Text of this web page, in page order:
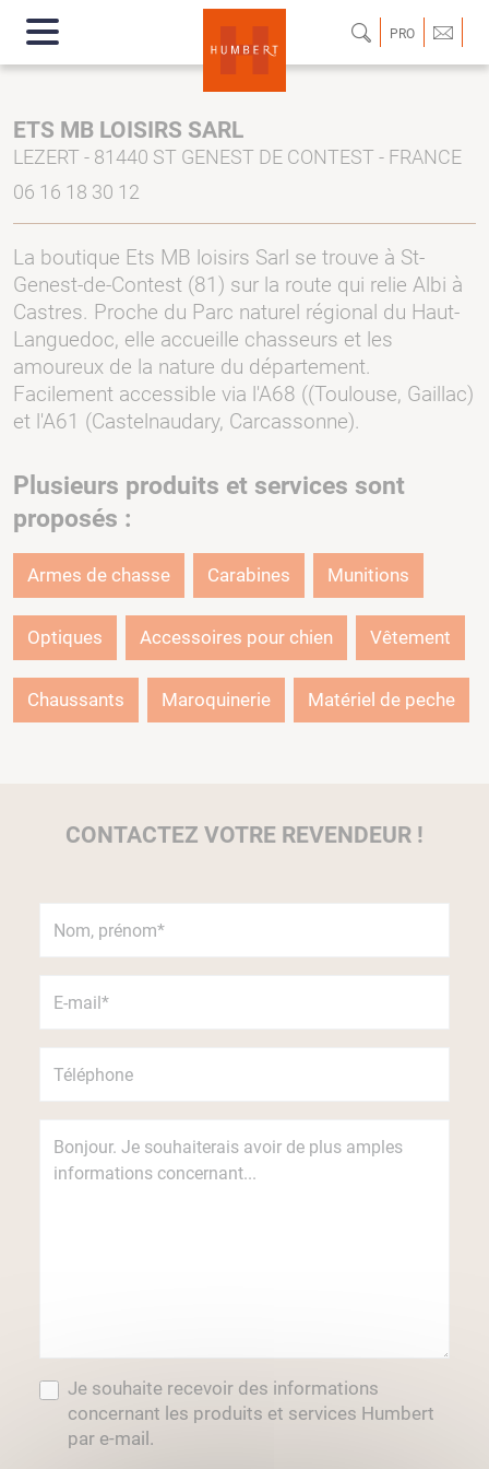
PRO
ETS MB LOISIRS SARL
LEZERT - 81440 ST GENEST DE CONTEST - FRANCE
06 16 18 30 12
La boutique Ets MB loisirs Sarl se trouve à St-
Genest-de-Contest (81) sur la route qui relie Albi à
Castres. Proche du Parc naturel régional du Haut-
Languedoc, elle accueille chasseurs et les
amoureux de la nature du département.
Facilement accessible via l'A68 ((Toulouse, Gaillac)
et l'A61 (Castelnaudary, Carcassonne).
Plusieurs produits et services sont
proposés :
Armes de chasse Carabines Munitions
Optiques Accessoires pour chien Vêtement
Chaussants Maroquinerie Matériel de peche
CONTACTEZ VOTRE REVENDEUR !
Je souhaite recevoir des informations
concernant les produits et services Humbert
par e-mail.